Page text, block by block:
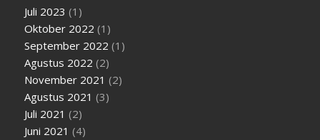
Juli 2023 (1)
Oktober 2022 (1)
September 2022 (1)
Agustus 2022 (2)
November 2021 (2)
Agustus 2021 (3)
Juli 2021 (2)
Juni 2021 (4)